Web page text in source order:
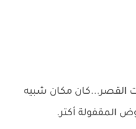
القصر...كان مكان شبيه
المقفولة أكتر.